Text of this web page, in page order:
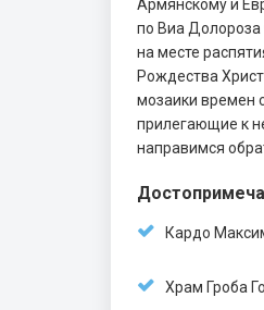
Армянскому и
по Виа Долороза
на месте
Рождества
мозаики времен
прилегающие к
направимся
Кардо
Храм Гроба